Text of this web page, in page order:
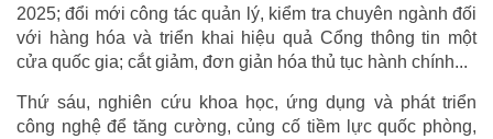
2025; đổi mới công tác quản lý, kiểm tra chuyên ngành đối
với hàng hóa và triển khai hiệu quả Cổng thông tin một
cửa quốc gia; cắt giảm, đơn giản hóa thủ tục hành chính...
Thứ sáu, nghiên cứu khoa học, ứng dụng và phát triển
công nghệ để tăng cường, củng cố tiềm lực quốc phòng,